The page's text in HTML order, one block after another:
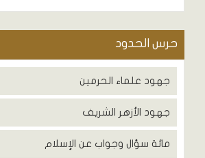
حرس الحدود
جهود علماء الحرمين
جهود الأزهر الشريف
مائة سؤال وجواب عن الإسلام